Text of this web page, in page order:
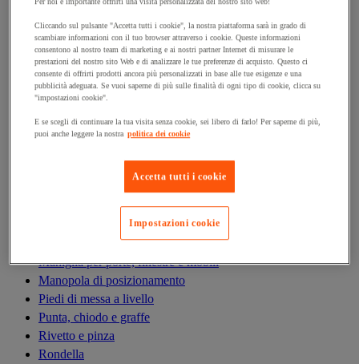
Antivibrazioni
Asta filettata
Boccola, inserto, molla e filetto riportato
Bullone
Calamita di fissaggio
Cardine, cerniera e bandella
Cerniera
Fascetta di serraggio
Ferramenta per l'arredamento
Giunto e clip circolare
Guarnizione per porte, finestre e cancelli
Maniglia per porte, finestre e mobili
Manopola di posizionamento
Piedi di messa a livello
Punta, chiodo e graffe
Rivetto e pinza
Rondella
Cliccando sul pulsante "Accetta tutti i cookie", la nostra piattaforma sarà in grado di
scambiare informazioni con il tuo browser attraverso i cookie. Queste informazioni
consentono al nostro team di marketing e ai nostri partner Internet di misurare le
prestazioni del nostro sito Web e di analizzare le tue preferenze di acquisto. Questo ci
consente di offrirti prodotti ancora più personalizzati in base alle tue esigenze e una
pubblicità adeguata. Se vuoi saperne di più sulle finalità di ogni tipo di cookie, clicca su
"impostazioni cookie".
E se scegli di continuare la tua visita senza cookie, sei libero di farlo! Per saperne di più,
puoi anche leggere la nostra politica dei cookie
Accetta tutti i cookie
Impostazioni cookie